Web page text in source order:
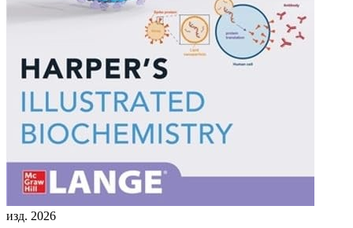
изд. 2026